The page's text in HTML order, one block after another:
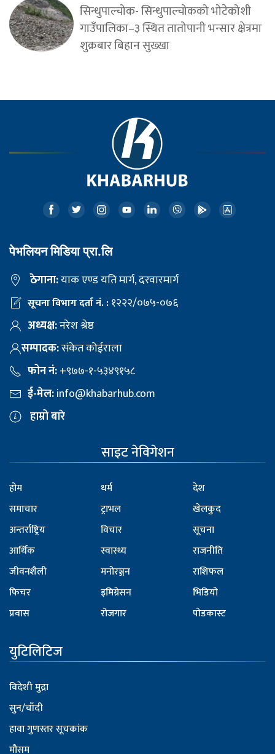
सिन्धुपाल्चोक- सिन्धुपाल्चोकको भोटेकोशी
गाउँपालिका–३ स्थित तातोपानी भन्सार क्षेत्रमा
शुक्रबार बिहान सुख्खा
पेभलियन मिडिया प्रा.लि
ठेगाना:याक एण्ड यति मार्ग, दरवारमार्ग
सूचना विभाग दर्ता नं. :१२२२/०७५-०७६
अध्यक्ष:नरेश श्रेष्ठ
सम्पादक:संकेत कोईराला
फोन नं:+९७७-१-५३४९१५८
ई-मेल:info@khabarhub.com
हाम्रो बारे
साइट नेविगेशन
होम
समाचार
अन्तर्राष्ट्रिय
आर्थिक
जीवनशैली
फिचर
प्रवास
धर्म
ट्राभल
विचार
स्वास्थ्य
मनोरञ्जन
इमिग्रेसन
रोजगार
देश
खेलकुद
सूचना
राजनीति
राशिफल
भिडियो
पोडकास्ट
युटिलिटिज
विदेशी मुद्रा
सुन/चाँदी
हावा गुणस्तर सूचकांक
मौसम